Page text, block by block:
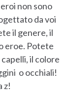
non sono
da voi
il genere, il
eroe. Potete
il colore
o occhiali!
z!